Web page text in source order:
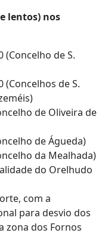
lentos) nos
(Concelho de S.
(Concelhos de S.
de Oliveira de
de Águeda)
da Mealhada)
do Orelhudo
com a
para desvio dos
zona dos Fornos